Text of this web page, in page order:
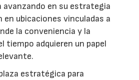
avanzando en su estrategia
en ubicaciones vinculadas a
la conveniencia y la
tiempo adquieren un papel
estratégica para